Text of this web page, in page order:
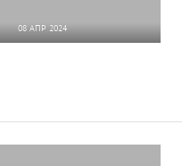
08 АПР 2024